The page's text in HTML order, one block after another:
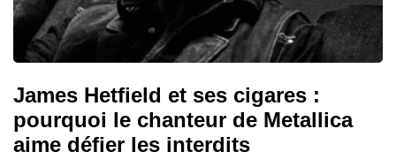
James Hetfield et ses cigares :
pourquoi le chanteur de Metallica
aime défier les interdits